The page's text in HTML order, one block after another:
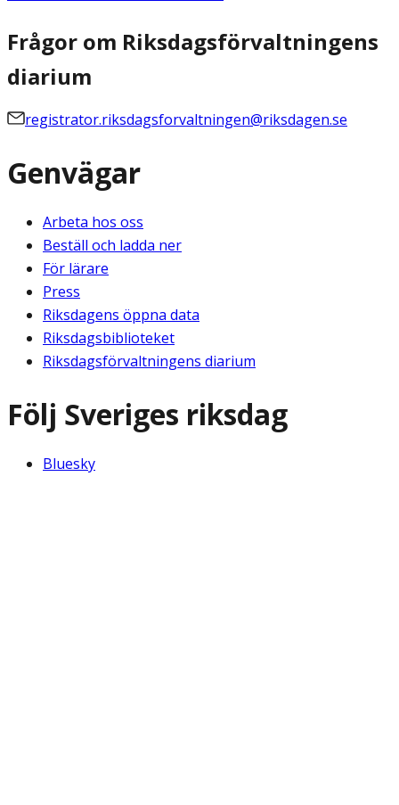
Frågor om Riksdagsförvaltningens
diarium
registrator.riksdagsforvaltningen@riksdagen.se
Genvägar
Arbeta hos oss
Beställ och ladda ner
För lärare
Press
Riksdagens öppna data
Riksdagsbiblioteket
Riksdagsförvaltningens diarium
Följ Sveriges riksdag
Bluesky